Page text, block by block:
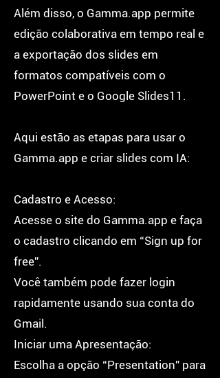
Além disso, o Gamma.app permite
edição colaborativa em tempo real e
a exportação dos slides em
formatos compatíveis com o
PowerPoint e o Google Slides11.
Aqui estão as etapas para usar o
Gamma.app e criar slides com IA:
Cadastro e Acesso:
Acesse o site do Gamma.app e faça
o cadastro clicando em “Sign up for
free”.
Você também pode fazer login
rapidamente usando sua conta do
Gmail.
Iniciar uma Apresentação:
Escolha a opção “Presentation” para